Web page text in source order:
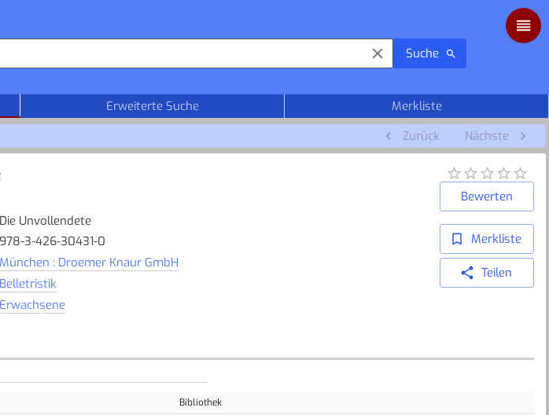
Suche
Erweiterte Suche
Merkliste
Zurück Nächste
Die Unvollendete
978-3-426-30431-0
München : Droemer Knaur GmbH
Belletristik
Erwachsene
Bewerten
Merkliste
Teilen
Bibliothek